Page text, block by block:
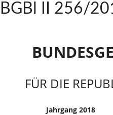
BGBl II 256/
FÜR DIE
Jahrgang 2018